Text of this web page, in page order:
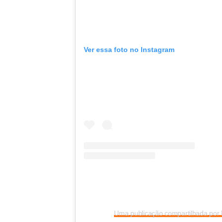
Ver essa foto no Instagram
Uma publicação compartilhada por